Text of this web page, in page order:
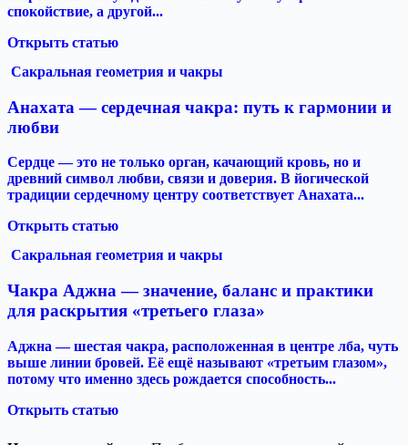
спокойствие, а другой...
Открыть статью
Сакральная геометрия и чакры
Анахата — сердечная чакра: путь к гармонии и
любви
Сердце — это не только орган, качающий кровь, но и
древний символ любви, связи и доверия. В йогической
традиции сердечному центру соответствует Анахата...
Открыть статью
Сакральная геометрия и чакры
Чакра Аджна — значение, баланс и практики
для раскрытия «третьего глаза»
Аджна — шестая чакра, расположенная в центре лба, чуть
выше линии бровей. Её ещё называют «третьим глазом»,
потому что именно здесь рождается способность...
Открыть статью